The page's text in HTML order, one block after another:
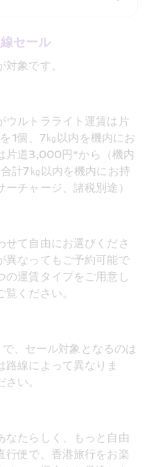
セール
象です。
ウルトラライト運賃は片
1個、7㎏以内を機内にお
片道3,000円*から（機内
計7㎏以内を機内にお持
チャージ、諸税別途）
せて自由にお選びくださ
異なってもご予約可能で
の運賃タイプをご用意し
覧ください。
、セール対象となるのは
線によって異なりま
い。
なたらしく、もっと自由
行便で、香港旅行をお楽